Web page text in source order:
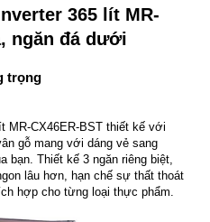
365 lít MR-
ngăn đá dưới
trọng
MR-CX46ER-BST thiết kế với
gỗ mang với dáng vẻ sang
bạn. Thiết kế 3 ngăn riêng biệt,
lâu hơn, hạn chế sự thất thoát
hợp cho từng loại thực phẩm.